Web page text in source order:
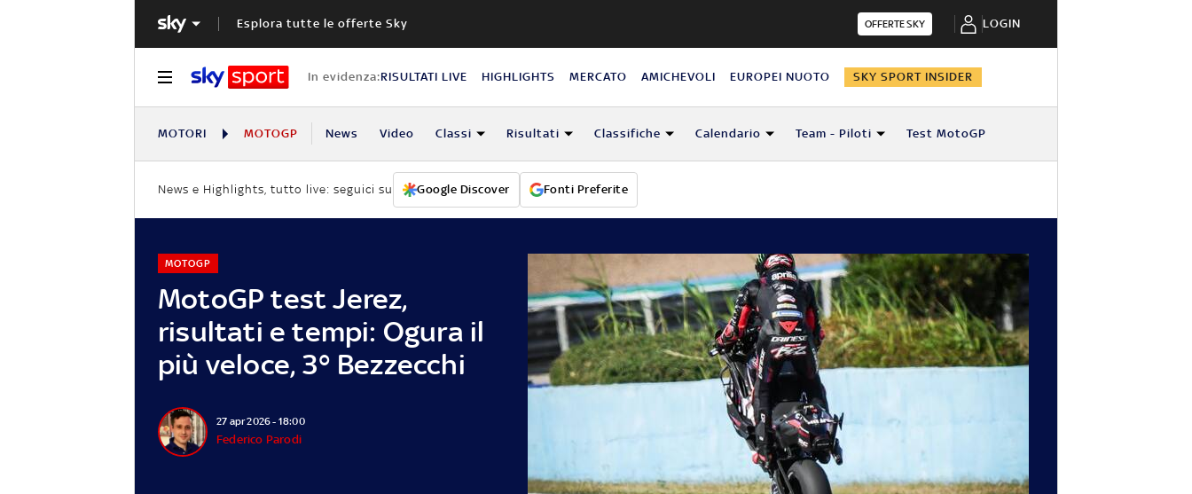
Esplora tutte le offerte Sky OFFERTE SKY LOGIN
In evidenza:RISULTATI LIVE HIGHLIGHTS MERCATO AMICHEVOLI EUROPEI NUOTO SKY SPORT INSIDER
MOTORI MOTOGP News Video Classi Risultati Classifiche Calendario Team - Piloti Test MotoGP
News e Highlights, tutto live: seguici su Google Discover Fonti Preferite
MotoGP test Jerez,
risultati e tempi: Ogura il
più veloce, 3° Bezzecchi
MOTOGP
27 apr 2026 - 18:00
Federico Parodi